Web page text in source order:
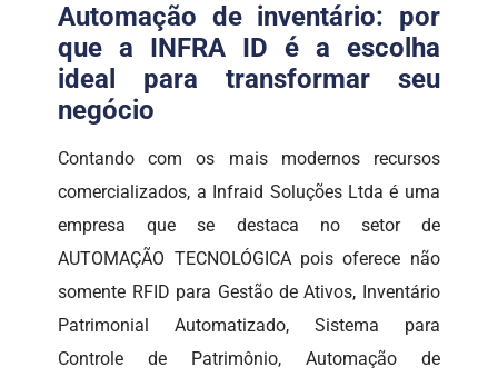
Automação de inventário: por
que a INFRA ID é a escolha
ideal para transformar seu
negócio
Contando com os mais modernos recursos
comercializados, a Infraid Soluções Ltda é uma
empresa que se destaca no setor de
AUTOMAÇÃO TECNOLÓGICA pois oferece não
somente RFID para Gestão de Ativos, Inventário
Patrimonial Automatizado, Sistema para
Controle de Patrimônio, Automação de